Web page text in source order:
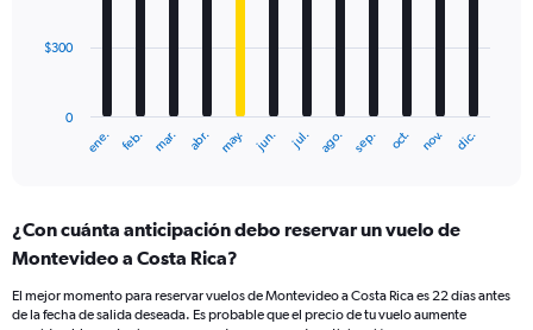
The
Range:
12
The
ene. feb. mar. abr. may. jun. jul. ago. sep. oct. nov. dic.
0
$300
¿Con cuánta anticipación debo reservar un vuelo de
Montevideo a Costa Rica?
El mejor momento para reservar vuelos de Montevideo a Costa Rica es 22 días antes
de la fecha de salida deseada. Es probable que el precio de tu vuelo aumente